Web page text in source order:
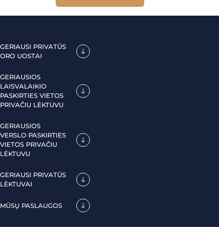
GERIAUSI PRIVATŪS
ORO UOSTAI
GERIAUSIOS
LAISVALAIKIO
PASKIRTIES VIETOS
PRIVAČIU LĖKTUVU
GERIAUSIOS
VERSLO PASKIRTIES
VIETOS PRIVAČIU
LĖKTUVU
GERIAUSI PRIVATŪS
LĖKTUVAI
MŪSŲ PASLAUGOS